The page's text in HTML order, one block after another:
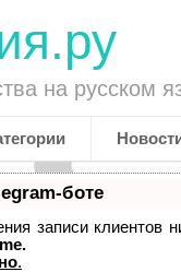
на русском
боте
записи
.